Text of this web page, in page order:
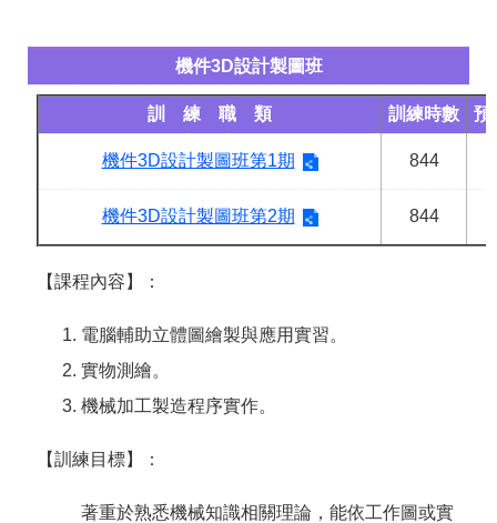
機件3D設計製圖班
訓 練 職 類 訓練時數 預
機件3D設計製圖班第1期 844
機件3D設計製圖班第2期 844
【課程內容】：
電腦輔助立體圖繪製與應用實習。
實物測繪。
機械加工製造程序實作。
【訓練目標】：
著重於熟悉機械知識相關理論，能依工作圖或實